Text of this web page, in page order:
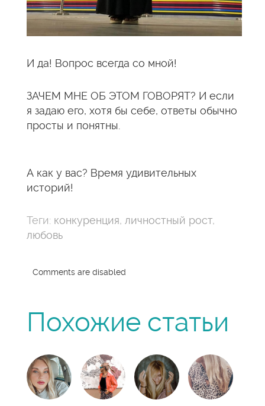
И да! Вопрос всегда со мной!
ЗАЧЕМ МНЕ ОБ ЭТОМ ГОВОРЯТ? И если
я задаю его, хотя бы себе, ответы обычно
просты и понятны.
А как у вас? Время удивительных
историй!
Теги: конкуренция, личностный рост,
любовь
Comments are disabled
Похожие статьи